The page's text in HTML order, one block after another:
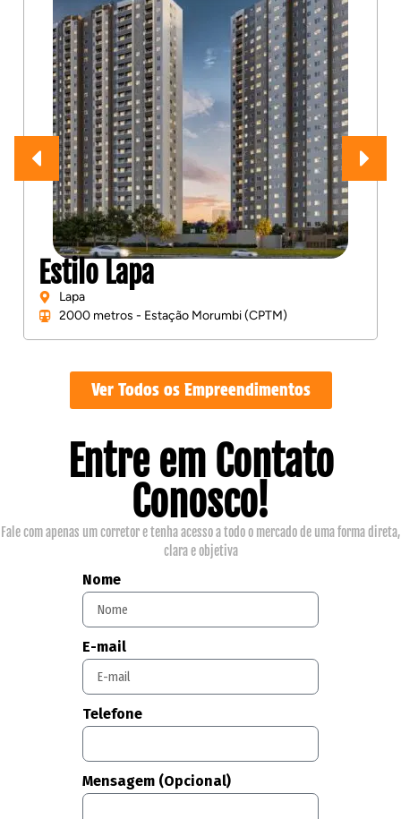
Nova Vivere Caminhos da
Lapa
Lapa
450 metros - Estação Domingos de Moraes (CPTM)
Ver Todos os Empreendimentos
Entre em Contato
Conosco!
Fale com apenas um corretor e tenha acesso a todo o mercado de uma forma direta,
clara e objetiva
Nome
E-mail
Telefone
Mensagem (Opcional)